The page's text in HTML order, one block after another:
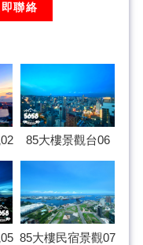
聯絡
85大樓景觀台06
85大樓民宿景觀07